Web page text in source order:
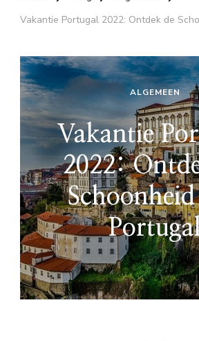
Vakantie Portugal 2022: Ontdek de
ALGEMEEN
Vakantie
2022: